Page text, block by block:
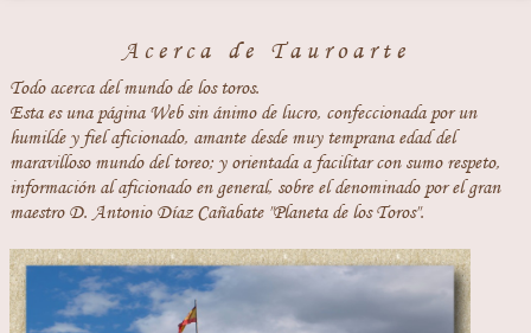
Acerca de Tauroarte
Todo acerca del mundo de los toros.
Esta es una página Web sin ánimo de lucro, confeccionada por un
humilde y fiel aficionado, amante desde muy temprana edad del
maravilloso mundo del toreo; y orientada a facilitar con sumo respeto,
información al aficionado en general, sobre el denominado por el gran
maestro D. Antonio Díaz Cañabate "Planeta de los Toros".